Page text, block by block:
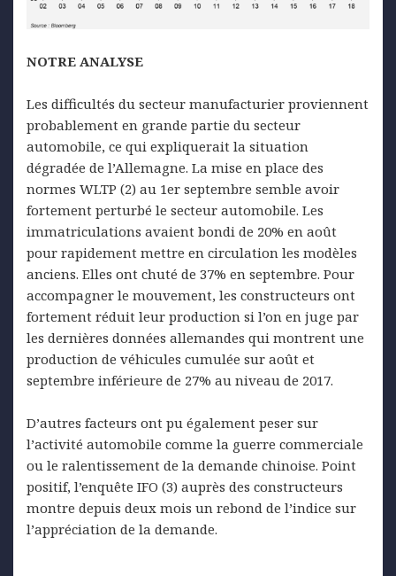
NOTRE ANALYSE
Les difficultés du secteur manufacturier proviennent
probablement en grande partie du secteur
automobile, ce qui expliquerait la situation
dégradée de l’Allemagne. La mise en place des
normes WLTP (2) au 1er septembre semble avoir
fortement perturbé le secteur automobile. Les
immatriculations avaient bondi de 20% en août
pour rapidement mettre en circulation les modèles
anciens. Elles ont chuté de 37% en septembre. Pour
accompagner le mouvement, les constructeurs ont
fortement réduit leur production si l’on en juge par
les dernières données allemandes qui montrent une
production de véhicules cumulée sur août et
septembre inférieure de 27% au niveau de 2017.
D’autres facteurs ont pu également peser sur
l’activité automobile comme la guerre commerciale
ou le ralentissement de la demande chinoise. Point
positif, l’enquête IFO (3) auprès des constructeurs
montre depuis deux mois un rebond de l’indice sur
l’appréciation de la demande.